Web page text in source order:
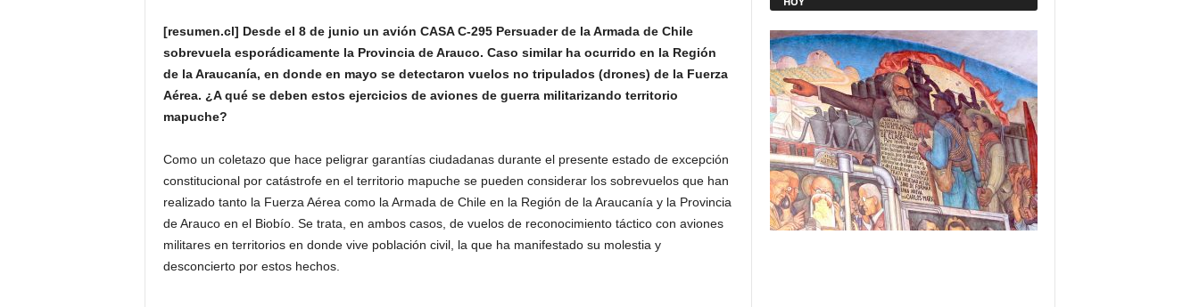
[resumen.cl] Desde el 8 de junio un avión CASA C-295 Persuader de la Armada de Chile
sobrevuela esporádicamente la Provincia de Arauco. Caso similar ha ocurrido en la Región
de la Araucanía, en donde en mayo se detectaron vuelos no tripulados (drones) de la Fuerza
Aérea. ¿A qué se deben estos ejercicios de aviones de guerra militarizando territorio
mapuche?
Como un coletazo que hace peligrar garantías ciudadanas durante el presente estado de excepción
constitucional por catástrofe en el territorio mapuche se pueden considerar los sobrevuelos que han
realizado tanto la Fuerza Aérea como la Armada de Chile en la Región de la Araucanía y la Provincia
de Arauco en el Biobío. Se trata, en ambos casos, de vuelos de reconocimiento táctico con aviones
militares en territorios en donde vive población civil, la que ha manifestado su molestia y
desconcierto por estos hechos.